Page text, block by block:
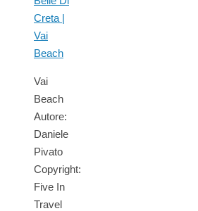
Vai
Beach
Autore:
Daniele
Pivato
Copyright:
Five In
Travel